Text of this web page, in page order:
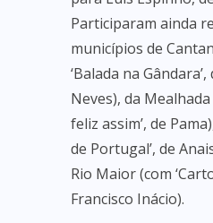
Participaram ainda
municípios de
‘Balada na
Neves), da
feliz assim’, de
de Portugal’, de
Rio Maior (com
Francisco Inácio).